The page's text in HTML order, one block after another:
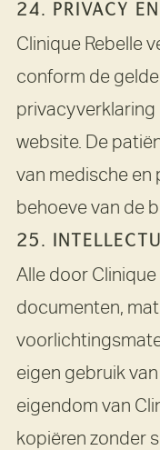
24. PRIVACY EN
Clinique Rebelle
conform de
website. De
van medische en
behoeve van de
25.
Alle door
documenten,
eigen gebruik
eigendom van
kopiëren zonder